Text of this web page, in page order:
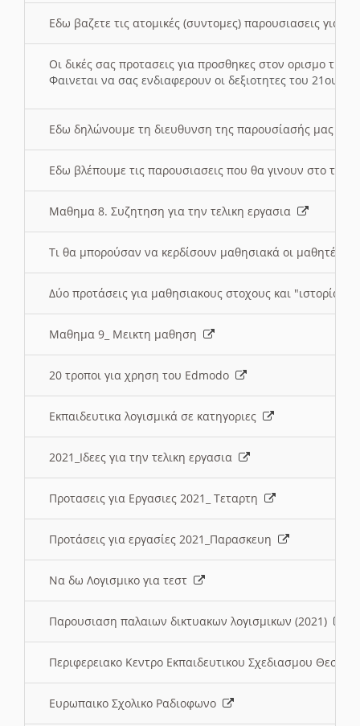
Εδω βαζετε τις ατομικές (συντομες) παρουσιασεις για
Οι δικές σας προτασεις για προσθηκες στον ορισμο
Φαινεται να σας ενδιαφερουν οι δεξιοτητες του 21ου
Εδω δηλώνουμε τη διευθυνση της παρουσίασής μας
Εδω βλέπουμε τις παρουσιασεις που θα γινουν στο
Μαθημα 8. Συζητηση για την τελικη εργασια
Τι θα μπορούσαν να κερδίσουν μαθησιακά οι μαθητές/
Δύο προτάσεις για μαθησιακους στοχους και "ιστορία"
Μαθημα 9_ Μεικτη μαθηση
20 τροποι για χρηση του Edmodo
Εκπαιδευτικα λογισμικά σε κατηγοριες
2021_Ιδεες για την τελικη εργασια
Προτασεις για Εργασιες 2021_ Τεταρτη
Προτάσεις για εργασίες 2021_Παρασκευη
Να δω Λογισμικο για τεστ
Παρουσιαση παλαιων δικτυακων λογισμικων (2021)
Περιφερειακο Κεντρο Εκπαιδευτικου Σχεδιασμου
Ευρωπαικο Σχολικο Ραδιοφωνο